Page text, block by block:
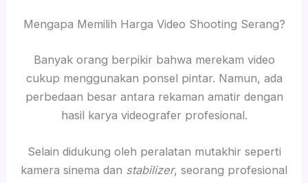
Mengapa Memilih Harga Video Shooting Serang?
Banyak orang berpikir bahwa merekam video
cukup menggunakan ponsel pintar. Namun, ada
perbedaan besar antara rekaman amatir dengan
hasil karya videografer profesional.
Selain didukung oleh peralatan mutakhir seperti
kamera sinema dan stabilizer, seorang profesional